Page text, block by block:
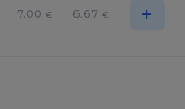
7.00 € 6.67 € +